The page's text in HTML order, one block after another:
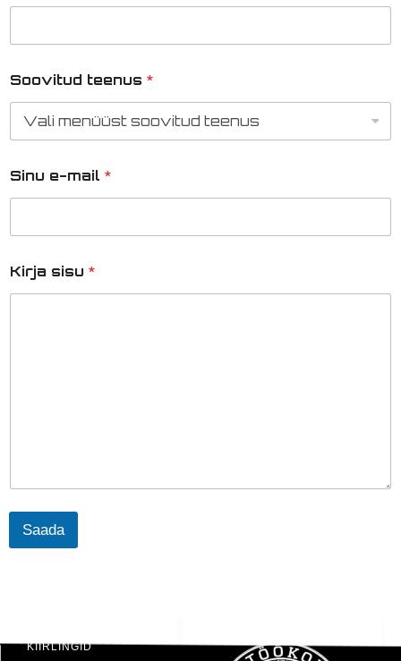
Soovitud teenus *
Sinu e-mail *
Kirja sisu *
Saada
KIIRLINGID